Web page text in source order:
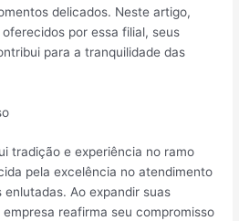
delicados. Neste artigo,
por essa filial, seus
para a tranquilidade das
tradição e experiência no ramo
pela excelência no atendimento
Ao expandir suas
reafirma seu compromisso